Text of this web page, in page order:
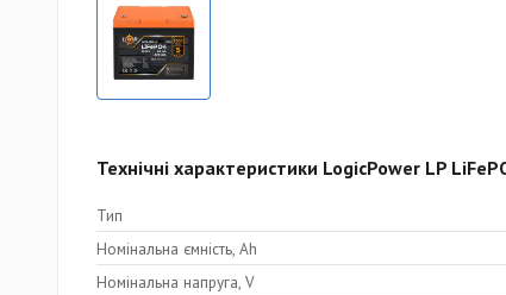
Технічні характеристики LogicPower LP
Тип
Номінальна ємність, Ah
Номінальна напруга, V